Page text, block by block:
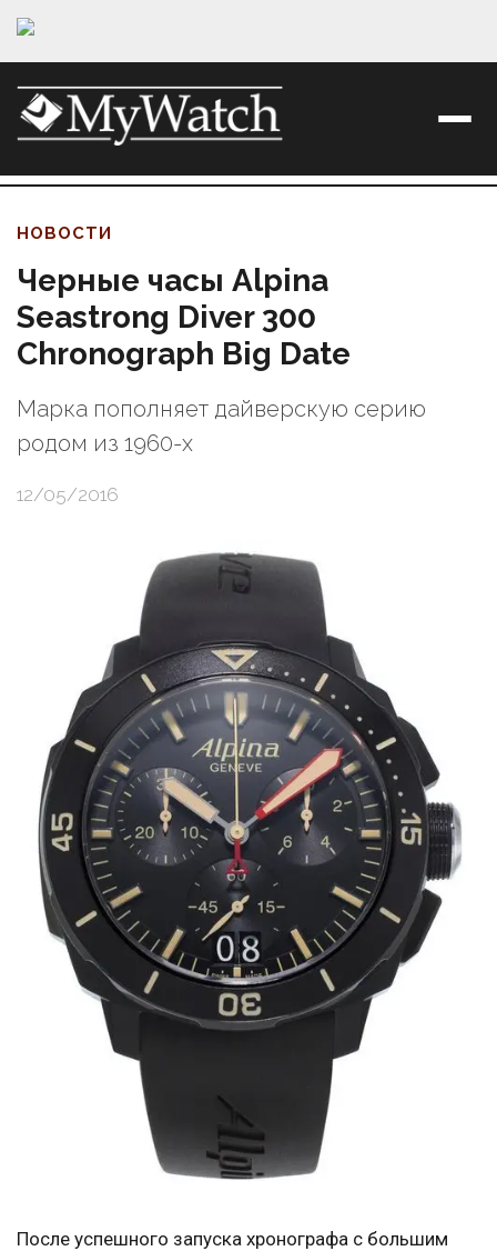
НОВОСТИ
Черные часы Alpina
Seastrong Diver 300
Chronograph Big Date
Марка пополняет дайверскую серию
родом из 1960-х
12/05/2016
После успешного запуска хронографа с большим